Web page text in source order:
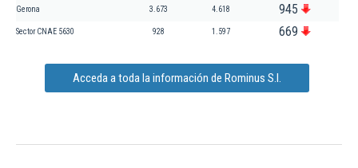
Gerona 3.673 4.618 945
Sector CNAE 5630 928 1.597 669
Acceda a toda la información de Rominus S.l.